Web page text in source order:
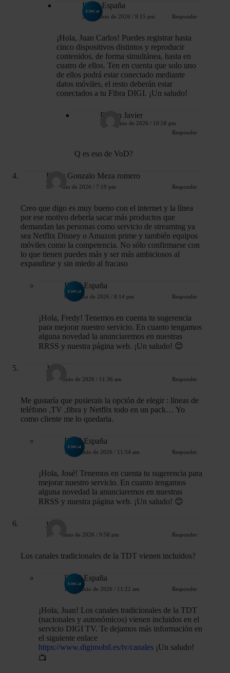
DIGI España
23 de junio de 2026 / 9:15 pm Responder
¡Hola, Juan Carlos! Puedes registrar hasta
cinco dispositivos distintos y reproducir
contenidos, de forma simultánea, hasta en
cuatro de ellos. Ten en cuenta que solo uno
de ellos podrá estar conectado mediante
datos móviles, el resto deberán estar
conectados a tu Fibra DIGI. ¡Un saludo!
Ruben Javier
28 de junio de 2026 / 10:58 pm
Responder
Q es eso de VoD?
Fredy Gonzalo Meza romero
9 de junio de 2026 / 7:19 pm Responder
Creo que digo es muy bueno con el internet y la línea
por ese motivo debería sacar más productos que
demandan las personas como servicio de streaming ya
sea Netflix Disney o Amazon prime y también equipos
móviles como la competencia. No sólo confirmarse con
lo que tienen puedes más y ser más ambiciosos al
expandirse y sin miedo al fracaso
DIGI España
9 de junio de 2026 / 8:14 pm Responder
¡Hola, Fredy! Tenemos en cuenta tu sugerencia
para mejorar nuestro servicio. En cuanto tengamos
alguna novedad la anunciaremos en nuestras
RRSS y nuestra página web. ¡Un saludo! 😊
José
11 de junio de 2026 / 11:36 am Responder
Me gustaría que pusierais la opción de elegir : líneas de
teléfono ,TV ,fibra y Netflix todo en un pack… Yo
como cliente me lo quedaria.
DIGI España
11 de junio de 2026 / 11:54 am Responder
¡Hola, José! Tenemos en cuenta tu sugerencia para
mejorar nuestro servicio. En cuanto tengamos
alguna novedad la anunciaremos en nuestras
RRSS y nuestra página web. ¡Un saludo! 😊
juan
11 de junio de 2026 / 9:58 pm Responder
Los canales tradicionales de la TDT vienen incluidos?
DIGI España
12 de junio de 2026 / 11:22 am Responder
¡Hola, Juan! Los canales tradicionales de la TDT
(nacionales y autonómicos) vienen incluidos en el
servicio DIGI TV. Te dejamos más información en
el siguiente enlace
https://www.digimobil.es/tv/canales ¡Un saludo!
📺